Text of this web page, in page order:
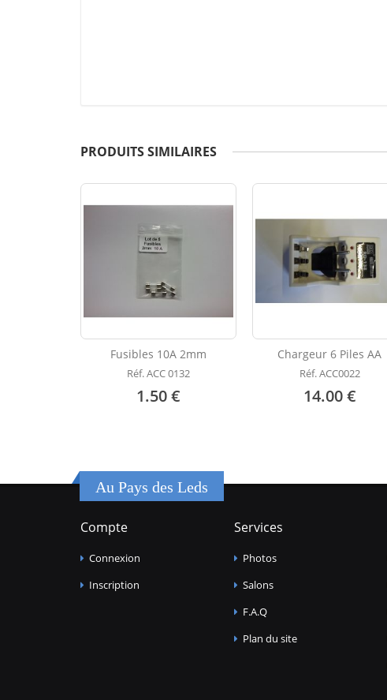
PRODUITS SIMILAIRES
Fusibles 10A 2mm
Réf. ACC 0132
1.50 €
Chargeur 6 Piles AA
Réf. ACC0022
14.00 €
Au Pays des Leds
Compte
Connexion
Inscription
Services
Photos
Salons
F.A.Q
Plan du site